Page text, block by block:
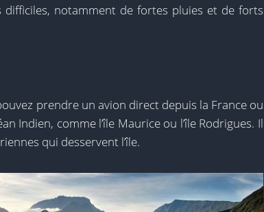
notamment de fortes pluies et de forts
prendre un avion direct depuis la France ou
Indien, comme l’île Maurice ou l’île Rodrigues. Il
qui desservent l’île.